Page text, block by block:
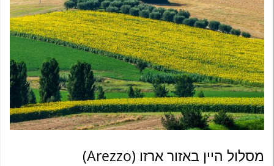
מסלול היין באזור ארזו (Arezzo)